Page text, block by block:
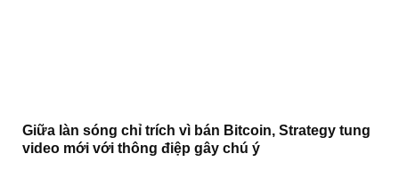
Giữa làn sóng chỉ trích vì bán Bitcoin, Strategy tung
video mới với thông điệp gây chú ý